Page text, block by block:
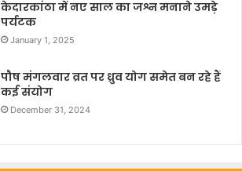
केदारकांठा में नए साल का जश्न मनाने उमड़े
पर्यटक
January 1, 2025
पौष मंगलवार व्रत पर ध्रुव योग समेत बन रहे हैं
कई संयोग
December 31, 2024